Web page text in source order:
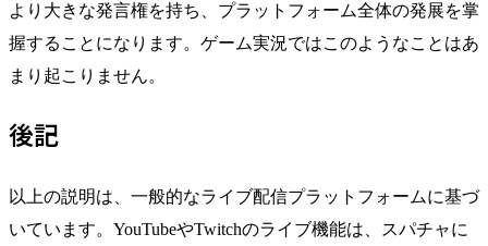
より大きな発言権を持ち、プラットフォーム全体の発展を掌
握することになります。ゲーム実況ではこのようなことはあ
まり起こりません。
後記
以上の説明は、一般的なライブ配信プラットフォームに基づ
いています。YouTubeやTwitchのライブ機能は、スパチャに